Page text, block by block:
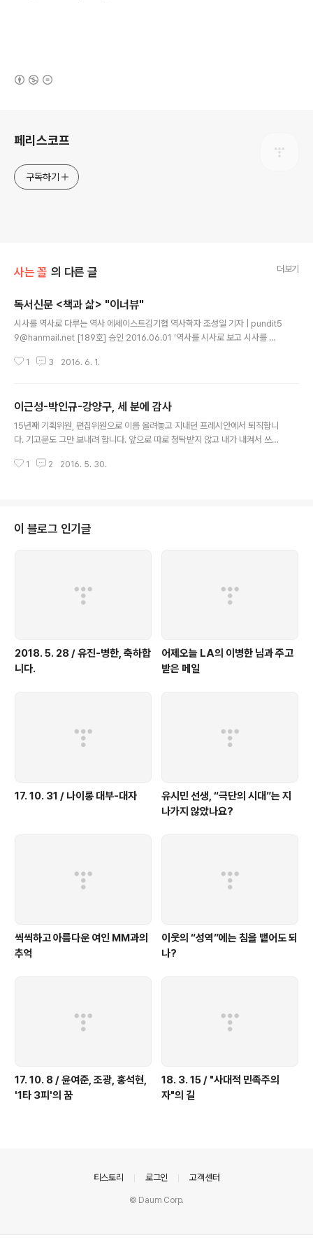
페리스코프
구독하기
사는 꼴 의 다른 글 더보기
독서신문 <책과 삶> "이너뷰"
시사를 역사로 다루는 역사 에세이스트김기협 역사학자 조성일 기자 | pundit5
9@hanmail.net [189호] 승인 2016.06.01 ‘역사를 시사로 보고 시사를 역
조망하는 작업에 매달려왔다. 2010년 《망국의 역사, 조선을 읽다》(돌베개)와
현대사를 조망하는 3부작 작업을 완결했다. 이제 ‘서세동점의 끝’이 언제 어떻
게 될지를 조망하는 애초 계획의 최종판 작업에 속도를 내고 있는 그를 경기도
일산 대화동에 있는 한 카페에서 만났다. “‘완결판’이란 표현은 적절치..
1 3 2016. 6. 1.
이근성-박인규-강양구, 세 분에 감사
15년째 기획위원, 편집위원으로 이름 올려놓고 지내던 프레시안에서 퇴직합니
다. 기고문도 그만 보내려 합니다. 앞으로 따로 청탁받지 않고 내가 내켜서 쓰는
고마움을 새삼 느낍니다. 특히 세 분에게 여러 해 동안 큰 도움을 받았습니다. 이
맡아준 분이죠. 같은 때 중앙일보를 빠져나오며 그분이 "선배, 노는 김에 염불한
다고, 심심하면 우리 글 좀 써줘요." 하는 바람에 "페리스코프"를 시작했습니다.
1 2 2016. 5. 30.
이 블로그 인기글
2018. 5. 28 / 유진-병한, 축하합
니다.
어제오늘 LA의 이병한 님과 주고
받은 메일
17. 10. 31 / 나이롱 대부-대자
유시민 선생, “극단의 시대”는 지
나가지 않았나요?
씩씩하고 아름다운 여인 MM과의
추억
이웃의 “성역”에는 침을 뱉어도 되
나?
17. 10. 8 / 윤여준, 조광, 홍석현,
'1타 3피'의 꿈
18. 3. 15 / "사대적 민족주의
자"의 길
티스토리 로그인 고객센터
© Daum Corp.